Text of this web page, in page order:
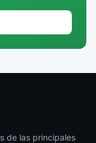
de las principales